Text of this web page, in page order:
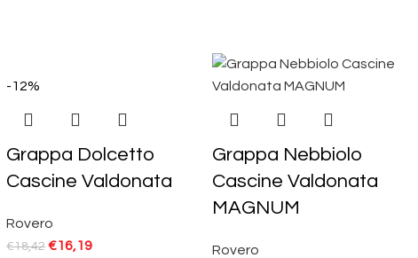
-12%
Grappa Dolcetto
Cascine Valdonata
Rovero
€18,42 €16,19
Grappa Nebbiolo
Cascine Valdonata
MAGNUM
Rovero